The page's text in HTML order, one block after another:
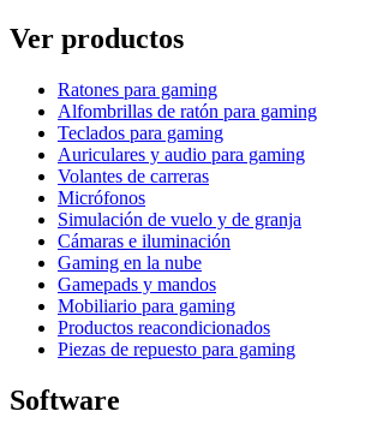
Ver productos
Ratones para gaming
Alfombrillas de ratón para gaming
Teclados para gaming
Auriculares y audio para gaming
Volantes de carreras
Micrófonos
Simulación de vuelo y de granja
Cámaras e iluminación
Gaming en la nube
Gamepads y mandos
Mobiliario para gaming
Productos reacondicionados
Piezas de repuesto para gaming
Software